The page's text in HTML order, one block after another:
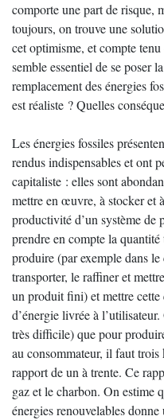
comporte une part de risque,
toujours, on trouve une
cet optimisme, et compte
semble essentiel de se poser
remplacement des énergies
est réaliste ? Quelles
Les énergies fossiles
rendus indispensables et ont
capitaliste : elles sont
mettre en œuvre, à stocker et
productivité d’un système de
prendre en compte la quantité
produire (par exemple dans
transporter, le raffiner et
un produit fini) et mettre
d’énergie livrée à
très difficile) que pour
au consommateur, il faut
rapport de un à trente. Ce
gaz et le charbon. On estime
énergies renouvelables